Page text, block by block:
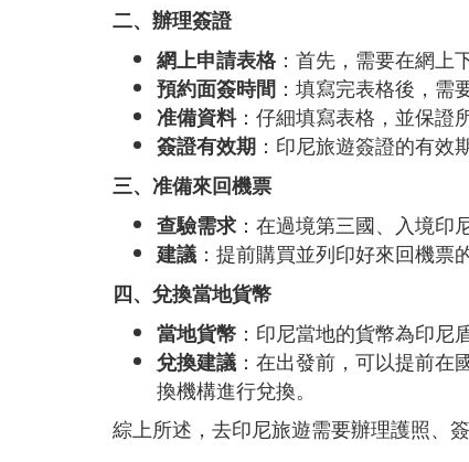
二、辦理簽證
網上申請表格：首先，需要在網上
預約面簽時間 ：填寫完表格後，需
准備資料：仔細填寫表格，並保證
簽證有效期 ：印尼旅遊簽證的有效
三、准備來回機票
查驗需求 ：在過境第三國、入境印
建議 ：提前購買並列印好來回機票
四、兌換當地貨幣
當地貨幣 ：印尼當地的貨幣為印尼盾
兌換建議 ：在出發前，可以提前
換機構進行兌換。
綜上所述，去印尼旅遊需要辦理護照、